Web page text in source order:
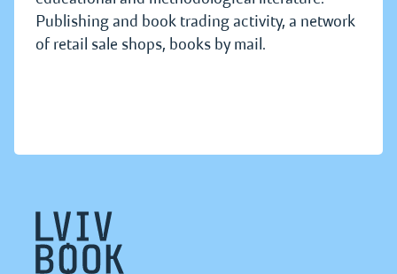
Publishing and book trading activity, a network
of retail sale shops, books by mail.